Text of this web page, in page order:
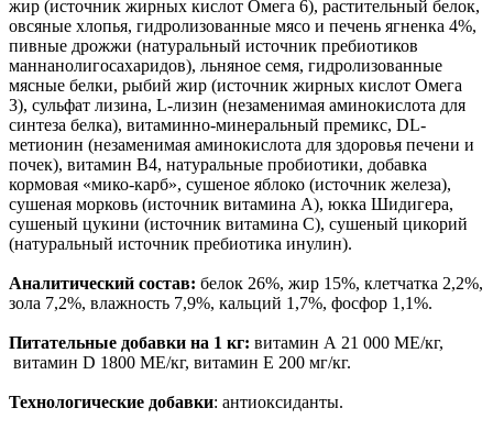
жир (источник жирных кислот Омега 6), растительный белок,
овсяные хлопья, гидролизованные мясо и печень ягненка 4%,
пивные дрожжи (натуральный источник пребиотиков
маннанолигосахаридов), льняное семя, гидролизованные
мясные белки, рыбий жир (источник жирных кислот Омега
3), сульфат лизина, L-лизин (незаменимая аминокислота для
синтеза белка), витаминно-минеральный премикс, DL-
метионин (незаменимая аминокислота для здоровья печени и
почек), витамин B4, натуральные пробиотики, добавка
кормовая «мико-карб», сушеное яблоко (источник железа),
сушеная морковь (источник витамина А), юкка Шидигера,
сушеный цукини (источник витамина С), сушеный цикорий
(натуральный источник пребиотика инулин).
Аналитический состав: белок 26%, жир 15%, клетчатка 2,2%,
зола 7,2%, влажность 7,9%, кальций 1,7%, фосфор 1,1%.
Питательные добавки на 1 кг: витамин А 21 000 МЕ/кг,
витамин D 1800 МЕ/кг, витамин Е 200 мг/кг.
Технологические добавки: антиоксиданты.